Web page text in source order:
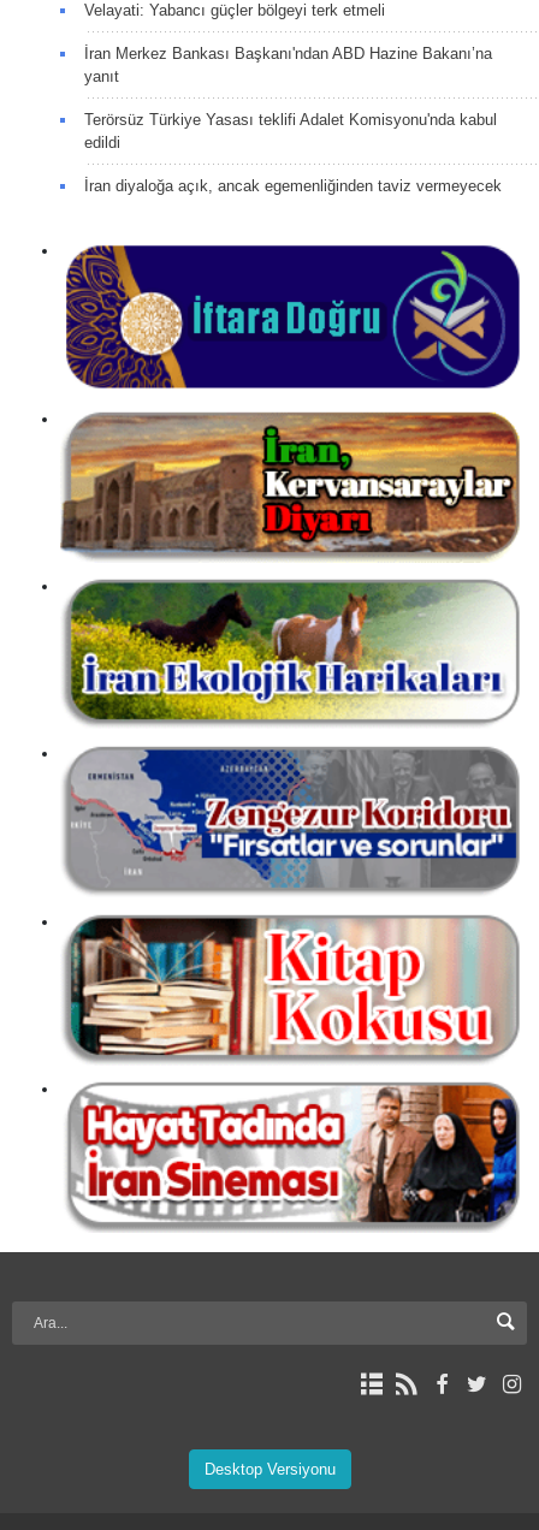
Velayati: Yabancı güçler bölgeyi terk etmeli
İran Merkez Bankası Başkanı'ndan ABD Hazine Bakanı’na
yanıt
Terörsüz Türkiye Yasası teklifi Adalet Komisyonu'nda kabul
edildi
İran diyaloğa açık, ancak egemenliğinden taviz vermeyecek
Desktop Versiyonu